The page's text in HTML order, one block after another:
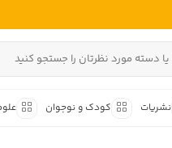
نشریات کودک و نوجوان
ادبیات ملل